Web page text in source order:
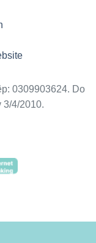
0309903624. Do
4/2010.